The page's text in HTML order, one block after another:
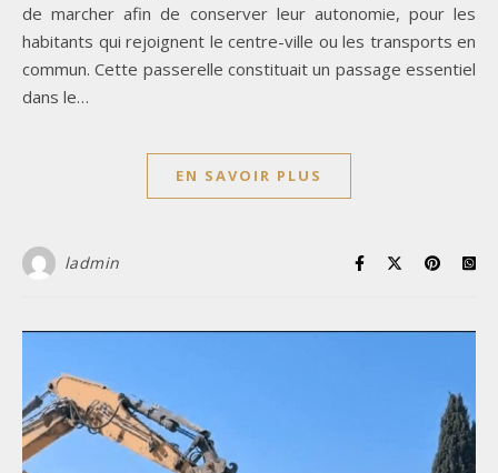
de marcher afin de conserver leur autonomie, pour les
habitants qui rejoignent le centre-ville ou les transports en
commun. Cette passerelle constituait un passage essentiel
dans le…
EN SAVOIR PLUS
ladmin